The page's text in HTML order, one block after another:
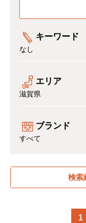
キーワード
なし
エリア
滋賀県
ブランド
すべて
検索
1